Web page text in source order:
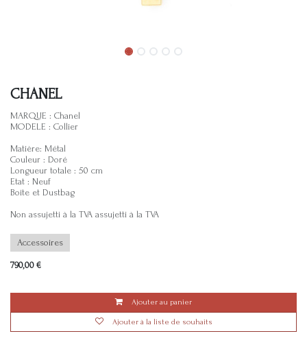
CHANEL
MARQUE : Chanel
MODELE : Collier
Matière: Métal
Couleur : Doré
Longueur totale : 50 cm
Etat : Neuf
Boite et Dustbag
Non assujetti à la TVA assujetti à la TVA
Accessoires
790,00 €
Ajouter au panier
Ajouter à la liste de souhaits